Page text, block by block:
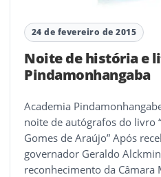
24 de fevereiro de 2015
Noite de história e
Pindamonhangaba
Academia
noite de autógrafos do livro
Gomes de Araújo” Após
governador Geraldo
reconhecimento da Câmara